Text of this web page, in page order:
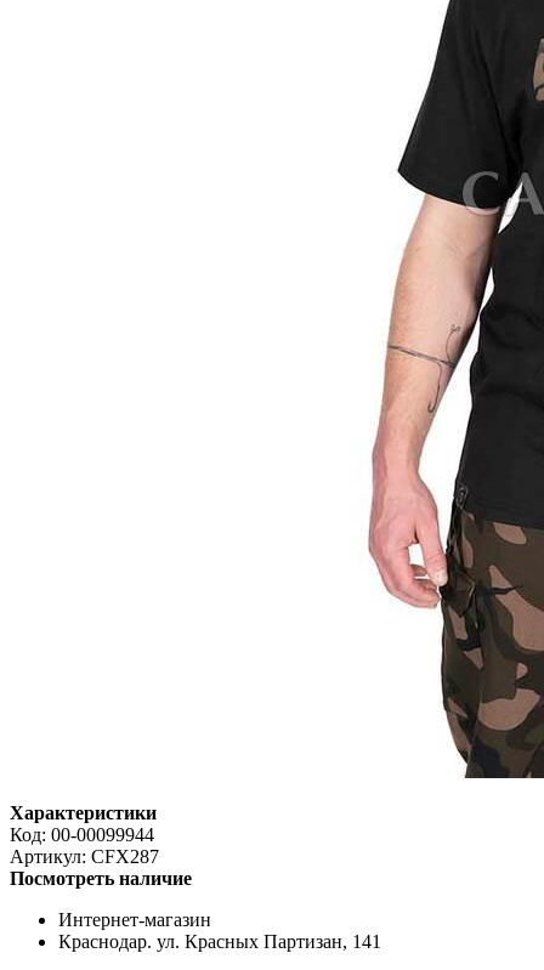
Характеристики
Код: 00-00099944
Артикул: CFX287
Посмотреть наличие
Интернет-магазин
Краснодар. ул. Красных Партизан, 141